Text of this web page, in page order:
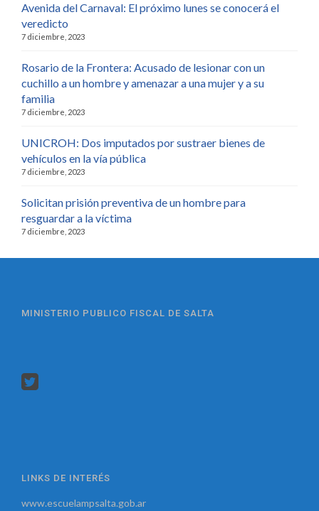
Avenida del Carnaval: El próximo lunes se conocerá el
veredicto
7 diciembre, 2023
Rosario de la Frontera: Acusado de lesionar con un
cuchillo a un hombre y amenazar a una mujer y a su
familia
7 diciembre, 2023
UNICROH: Dos imputados por sustraer bienes de
vehículos en la vía pública
7 diciembre, 2023
Solicitan prisión preventiva de un hombre para
resguardar a la víctima
7 diciembre, 2023
MINISTERIO PUBLICO FISCAL DE SALTA
LINKS DE INTERÉS
www.escuelampsalta.gob.ar